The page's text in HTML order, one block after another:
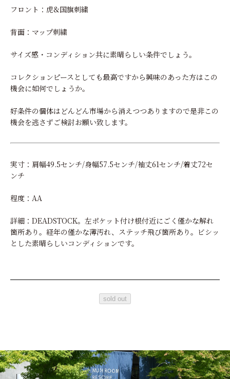
フロント：虎&国旗刺繍
背面：マップ刺繍
サイズ感・コンディション共に素晴らしい条件でしょう。
コレクションピースとしても最高ですから興味のあった方はこの
機会に如何でしょうか。
好条件の個体はどんどん市場から消えつつありますので是非この
機会を逃さずご検討お願い致します。
実寸：肩幅49.5センチ/身幅57.5センチ/袖丈61センチ/着丈72セ
ンチ
程度：AA
詳細：DEADSTOCK。左ポケット付け根付近にごく僅かな解れ
箇所あり。経年の僅かな薄汚れ、ステッチ飛び箇所あり。ビシッ
とした素晴らしいコンディションです。
sold out